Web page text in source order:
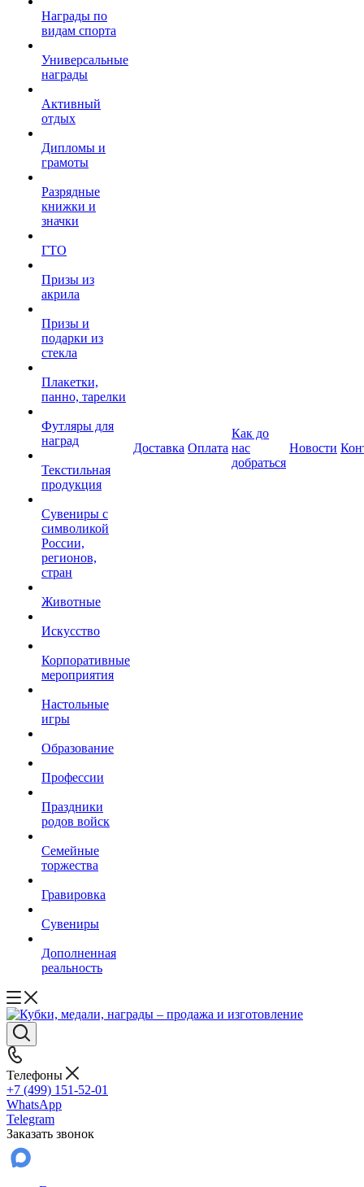
Награды по
видам спорта
Универсальные
награды
Активный
отдых
Дипломы и
грамоты
Разрядные
книжки и
значки
ГТО
Призы из
акрила
Призы и
подарки из
стекла
Плакетки,
панно, тарелки
Футляры для
наград
Текстильная
продукция
Сувениры с
символикой
России,
регионов,
стран
Животные
Искусство
Корпоративные
мероприятия
Настольные
игры
Образование
Профессии
Праздники
родов войск
Семейные
торжества
Гравировка
Сувениры
Дополненная
реальность
Доставка Оплата
Как до
нас
добраться
Новости
Телефоны
+7 (499) 151-52-01
WhatsApp
Telegram
Заказать звонок